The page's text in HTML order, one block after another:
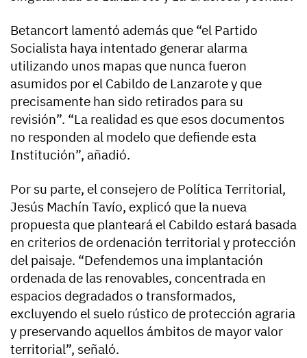
Betancort lamentó además que “el Partido
Socialista haya intentado generar alarma
utilizando unos mapas que nunca fueron
asumidos por el Cabildo de Lanzarote y que
precisamente han sido retirados para su
revisión”. “La realidad es que esos documentos
no responden al modelo que defiende esta
Institución”, añadió.
Por su parte, el consejero de Política Territorial,
Jesús Machín Tavío, explicó que la nueva
propuesta que planteará el Cabildo estará basada
en criterios de ordenación territorial y protección
del paisaje. “Defendemos una implantación
ordenada de las renovables, concentrada en
espacios degradados o transformados,
excluyendo el suelo rústico de protección agraria
y preservando aquellos ámbitos de mayor valor
territorial”, señaló.